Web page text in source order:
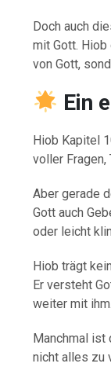
Doch auch
mit Gott.
von Gott,
Ein
Hiob Kapitel
voller Fragen,
Aber gerade
Gott auch
oder leicht
Hiob trägt
Er versteht
weiter mit ihm.
Manchmal ist
nicht alles zu